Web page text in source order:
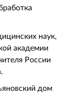
наук,
академии
России
дом